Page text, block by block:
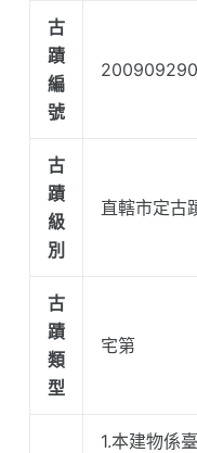
古
蹟
編
號
古
蹟
級
別
直轄市定古
古
蹟
類
型
宅第
1.本建物係